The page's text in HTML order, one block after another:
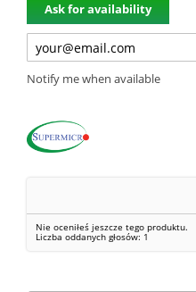
Ask for availability
Notify me when available
Nie oceniłeś jeszcze tego produktu.
Liczba oddanych głosów: 1